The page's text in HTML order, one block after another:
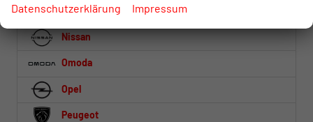
Mitsubishi
Nissan
Omoda
Opel
Peugeot
Datenschutzerklärung Impressum